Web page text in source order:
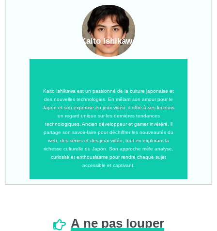
Kaito Ishikawa est un passionné de la culture japonaise et
des nouvelles technologies. En mêlant son amour pour le
Japon et son expertise en jeux vidéo, il offre à ses lecteurs
un regard unique sur les dernières tendances
technologiques. Ancien développeur et gamer invétéré, il
partage son savoir-faire pour déchiffrer les nouveautés du
web, des séries et des jeux vidéo, tout en explorant la
richesse culturelle du Japon. Son approche mêle analyse,
curiosité et enthousiasme pour rendre chaque sujet
accessible et captivant.
Kaito Ishikawa
À ne pas louper